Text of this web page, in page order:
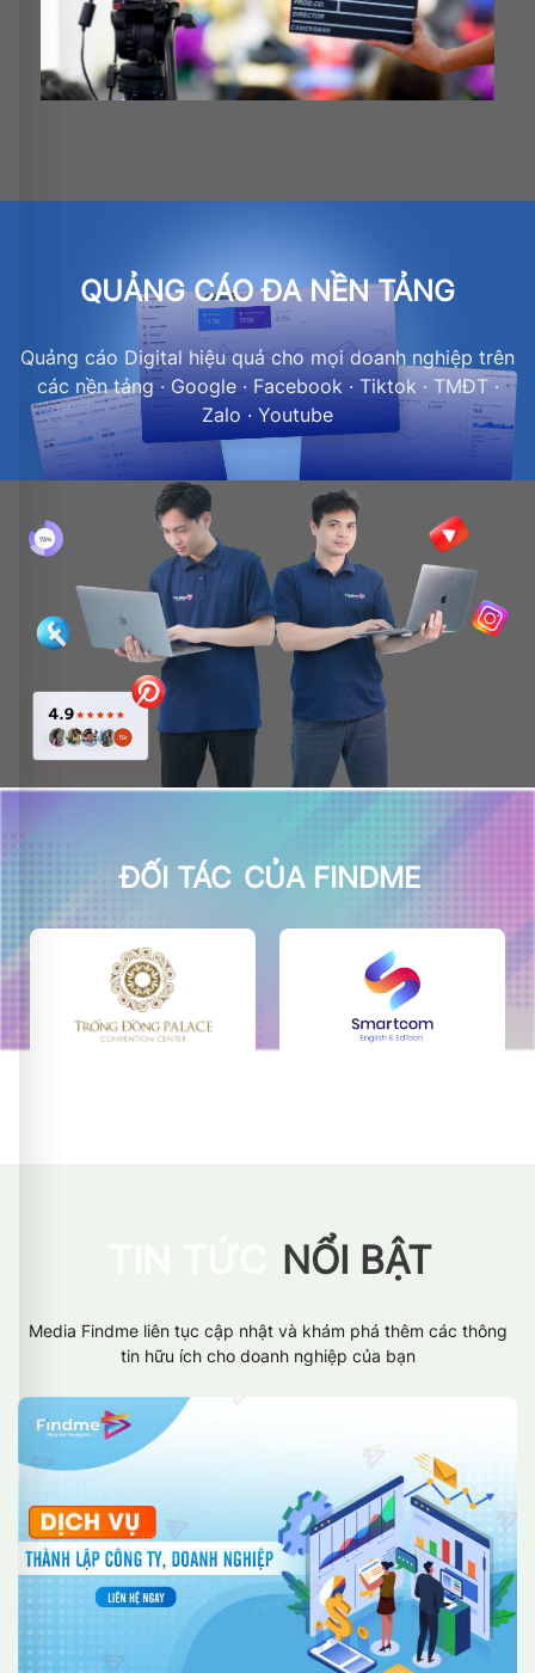
QUẢNG CÁO ĐA NỀN TẢNG
Quảng cáo Digital hiệu quả cho mọi doanh nghiệp trên
các nền tảng · Google · Facebook · Tiktok · TMĐT ·
Zalo · Youtube
ĐỐI TÁC CỦA FINDME
NỔI BẬT
Media Findme liên tục cập nhật và khám phá thêm các thông
tin hữu ích cho doanh nghiệp của bạn